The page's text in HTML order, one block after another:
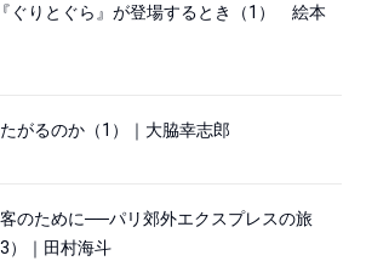
ぐりとぐら』が登場するとき（1） 絵本
がるのか（1）｜大脇幸志郎
のために──パリ郊外エクスプレスの旅
）｜田村海斗